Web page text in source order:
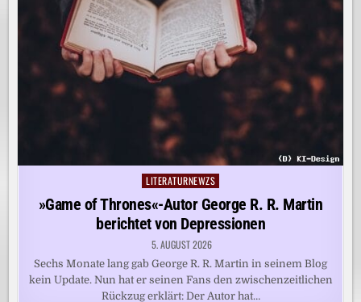
Posted
LITERATURNEWZS
»Game of Thrones«-Autor George R. R. Martin
berichtet von Depressionen
5. AUGUST 2026
Sechs Monate lang gab George R. R. Martin in seinem Blog
kein Update. Nun hat er seinen Fans den zwischenzeitlichen
Rückzug erklärt: Der Autor hat…